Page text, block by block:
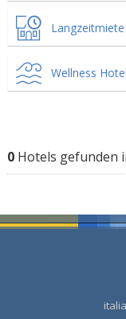
Wellness
0Hotels gefunden